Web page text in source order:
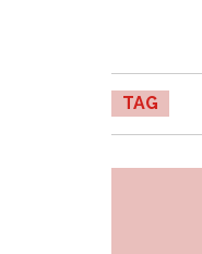
TAG